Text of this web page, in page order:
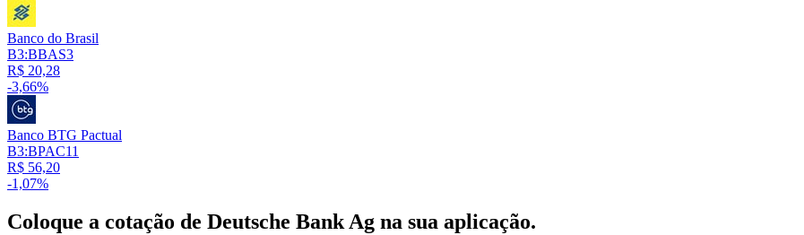
Banco do Brasil
B3:BBAS3
R$ 20,28
-3,66%
Banco BTG Pactual
B3:BPAC11
R$ 56,20
-1,07%
Coloque a cotação de Deutsche Bank Ag na sua aplicação.